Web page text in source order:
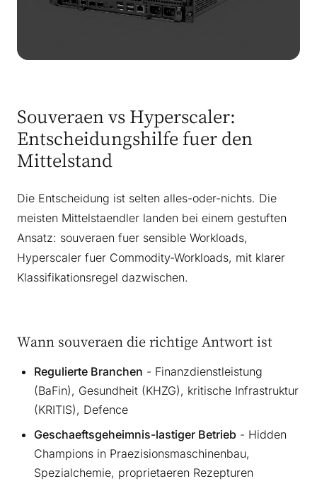
Souveraen vs Hyperscaler:
Entscheidungshilfe fuer den
Mittelstand
Die Entscheidung ist selten alles-oder-nichts. Die
meisten Mittelstaendler landen bei einem gestuften
Ansatz: souveraen fuer sensible Workloads,
Hyperscaler fuer Commodity-Workloads, mit klarer
Klassifikationsregel dazwischen.
Wann souveraen die richtige Antwort ist
Regulierte Branchen - Finanzdienstleistung
(BaFin), Gesundheit (KHZG), kritische Infrastruktur
(KRITIS), Defence
Geschaeftsgeheimnis-lastiger Betrieb - Hidden
Champions in Praezisionsmaschinenbau,
Spezialchemie, proprietaeren Rezepturen